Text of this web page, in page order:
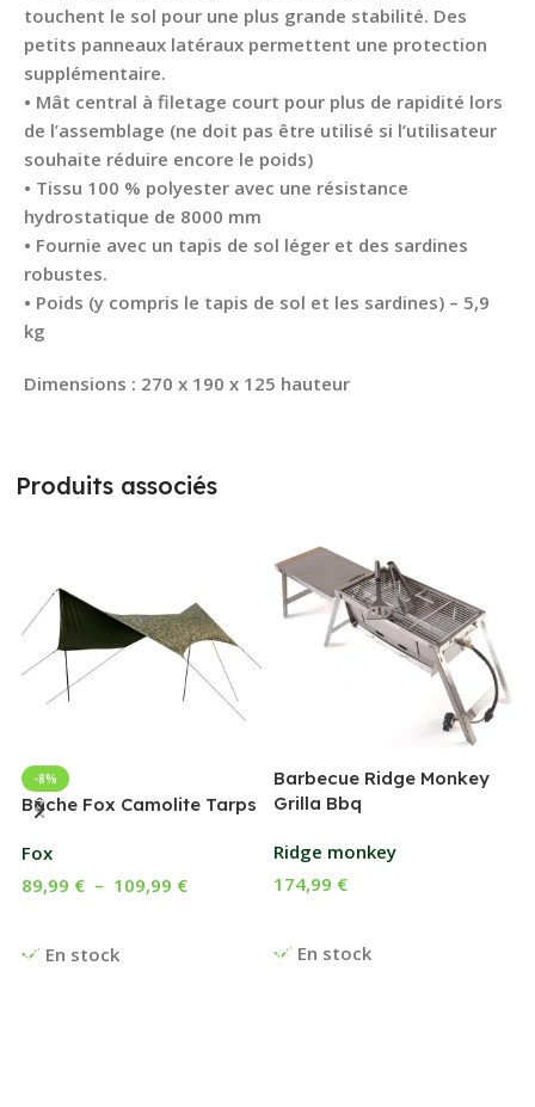
touchent le sol pour une plus grande stabilité. Des
petits panneaux latéraux permettent une protection
supplémentaire.
• Mât central à filetage court pour plus de rapidité lors
de l’assemblage (ne doit pas être utilisé si l’utilisateur
souhaite réduire encore le poids)
• Tissu 100 % polyester avec une résistance
hydrostatique de 8000 mm
• Fournie avec un tapis de sol léger et des sardines
robustes.
• Poids (y compris le tapis de sol et les sardines) – 5,9
kg
Dimensions : 270 x 190 x 125 hauteur
Produits associés
-8%
Bâche Fox Camolite Tarps
Fox
En stock
89,99 € – 109,99 €
Barbecue Ridge Monkey
Grilla Bbq
Ridge monkey
En stock
174,99 €